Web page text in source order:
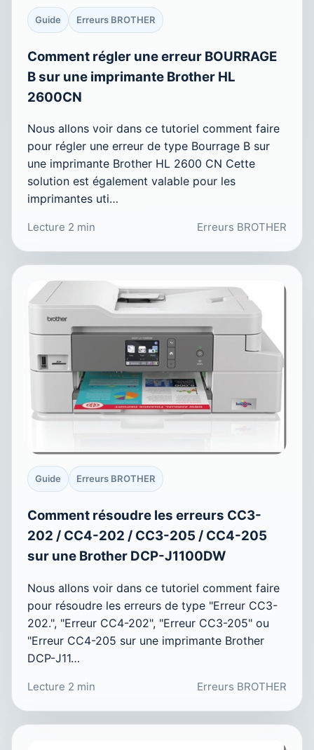
Guide Erreurs BROTHER
Comment régler une erreur BOURRAGE
B sur une imprimante Brother HL
2600CN
Nous allons voir dans ce tutoriel comment faire
pour régler une erreur de type Bourrage B sur
une imprimante Brother HL 2600 CN Cette
solution est également valable pour les
imprimantes uti…
Lecture 2 min Erreurs BROTHER
Guide Erreurs BROTHER
Comment résoudre les erreurs CC3-
202 / CC4-202 / CC3-205 / CC4-205
sur une Brother DCP-J1100DW
Nous allons voir dans ce tutoriel comment faire
pour résoudre les erreurs de type "Erreur CC3-
202.", "Erreur CC4-202", "Erreur CC3-205" ou
"Erreur CC4-205 sur une imprimante Brother
DCP-J11…
Lecture 2 min Erreurs BROTHER